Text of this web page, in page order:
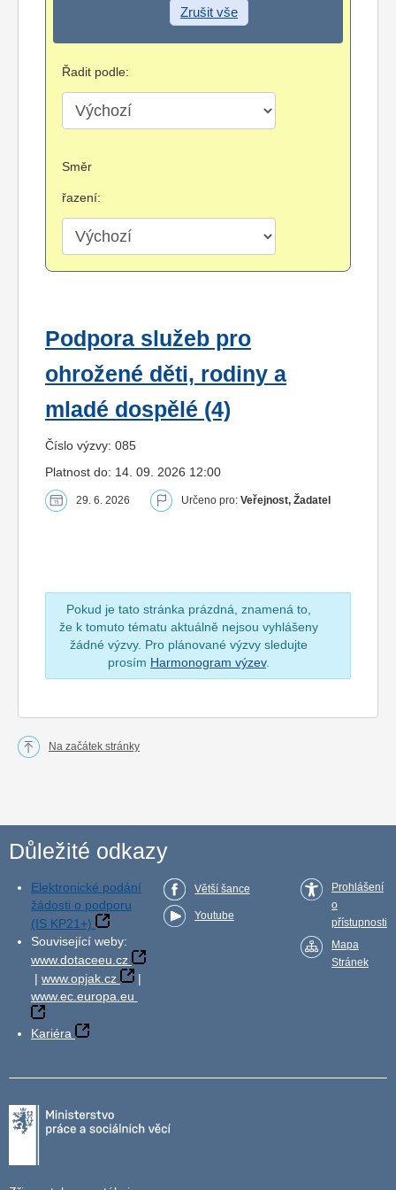
Zrušit vše
Řadit podle:
Směr
řazení:
Podpora služeb pro
ohrožené děti, rodiny a
mladé dospělé (4)
Číslo výzvy: 085
Platnost do: 14. 09. 2026 12:00
29. 6. 2026 Určeno pro: Veřejnost, Žadatel
Pokud je tato stránka prázdná, znamená to,
že k tomuto tématu aktuálně nejsou vyhlášeny
žádné výzvy. Pro plánované výzvy sledujte
prosím Harmonogram výzev.
Na začátek stránky
Důležité odkazy
Elektronické podání
žádosti o podporu
(IS KP21+)
Související weby:
www.dotaceeu.cz
| www.opjak.cz
|
www.ec.europa.eu
Kariéra
Větší šance
Youtube
Prohlášení
o
přístupnosti
Mapa
Stránek